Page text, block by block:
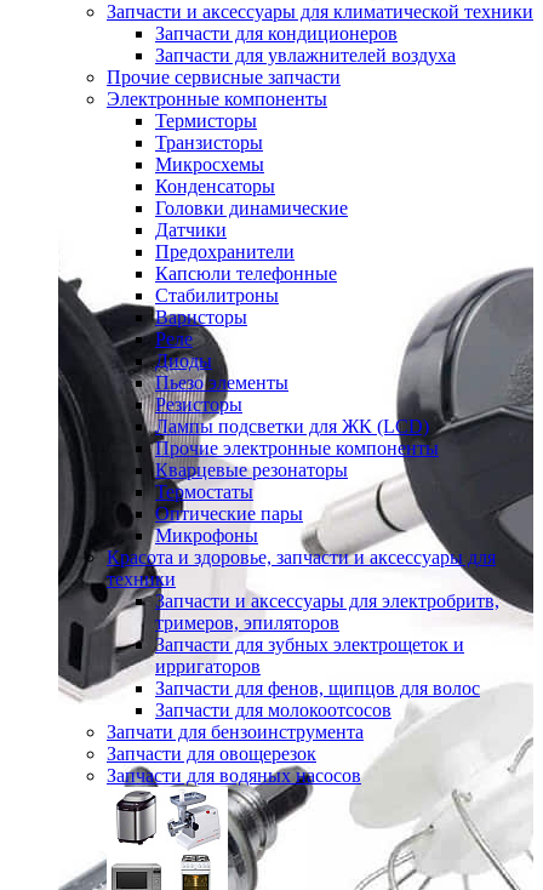
Запчасти и аксессуары для климатической техники
Запчасти для кондиционеров
Запчасти для увлажнителей воздуха
Прочие сервисные запчасти
Электронные компоненты
Термисторы
Транзисторы
Микросхемы
Конденсаторы
Головки динамические
Датчики
Предохранители
Капсюли телефонные
Стабилитроны
Варисторы
Реле
Диоды
Пьезо элементы
Резисторы
Лампы подсветки для ЖК (LCD)
Прочие электронные компоненты
Кварцевые резонаторы
Термостаты
Оптические пары
Микрофоны
Красота и здоровье, запчасти и аксессуары для
техники
Запчасти и аксессуары для электробритв,
тримеров, эпиляторов
Запчасти для зубных электрощеток и
ирригаторов
Запчасти для фенов, щипцов для волос
Запчасти для молокоотсосов
Запчати для бензоинструмента
Запчасти для овощерезок
Запчасти для водяных насосов